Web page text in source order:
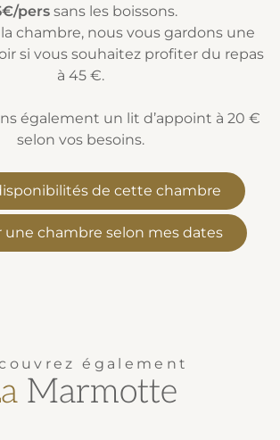
perssans les boissons.
chambre, nous vous gardons une
si vous souhaitez profiter du repas
à 45 €.
également un lit d’appoint à 20 €
selon vos besoins.
de cette chambre
une chambre selon mes dates
également
Marmotte